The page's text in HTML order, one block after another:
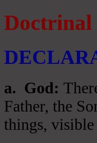
Doctrinal
a. God:
Father, the
things,